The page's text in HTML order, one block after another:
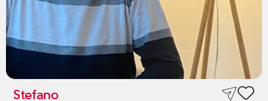
Stefano